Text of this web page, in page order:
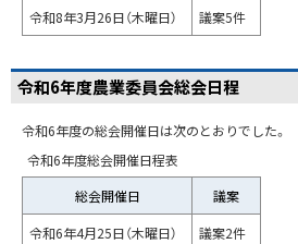
令和8年3月26日（木曜日）
議案5件
令和6年度農業委員会総会日程
令和6年度の総会開催日は次のとおりでした。
令和6年度総会開催日程表
総会開催日
議案
令和6年4月25日（木曜日）
議案2件